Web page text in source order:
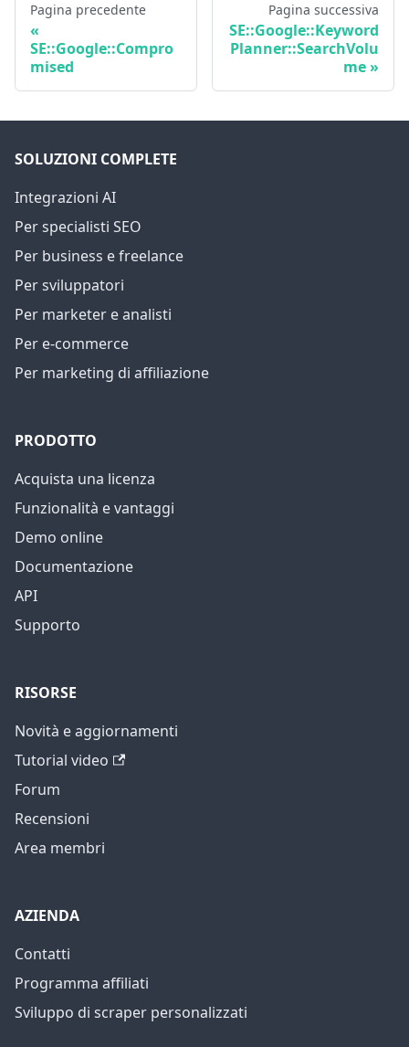
Pagina precedente
SE::Google::Compro
mised
Pagina successiva
SE::Google::Keyword
Planner::SearchVolu
me
SOLUZIONI COMPLETE
Integrazioni AI
Per specialisti SEO
Per business e freelance
Per sviluppatori
Per marketer e analisti
Per e-commerce
Per marketing di affiliazione
PRODOTTO
Acquista una licenza
Funzionalità e vantaggi
Demo online
Documentazione
API
Supporto
RISORSE
Novità e aggiornamenti
Tutorial video
Forum
Recensioni
Area membri
AZIENDA
Contatti
Programma affiliati
Sviluppo di scraper personalizzati